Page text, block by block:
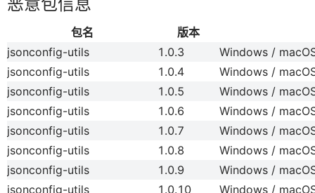
恶意包信息
包名
版本
jsonconfig-utils
1.0.3
Windows /
jsonconfig-utils
1.0.4
Windows /
jsonconfig-utils
1.0.5
Windows /
jsonconfig-utils
1.0.6
Windows /
jsonconfig-utils
1.0.7
Windows /
jsonconfig-utils
1.0.8
Windows /
jsonconfig-utils
1.0.9
Windows /
jsonconfig-utils
1.0.10
Windows /